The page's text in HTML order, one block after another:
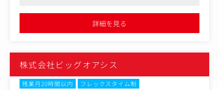
・MAツールに連携するためのデータ抽出・整形、テーブ
ル内容の確認等のデータマネジメント
サイクルの実行
・様々なチャネルを活用したCRM推進、計画立案や施策実
行、進捗管理/ディレクション
果に大きく貢献してきました
●働き方の面でも非常におすすめの企業です。残業時間は少な
く、長く働けるよう時短や休暇制度が充実。業務に集中できる環
詳細を見る
株式会社ビッグオアシス
残業月20時間以内
フレックスタイム制